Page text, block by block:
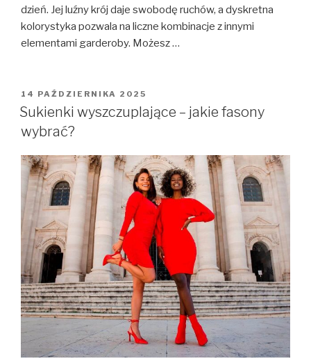
dzień. Jej luźny krój daje swobodę ruchów, a dyskretna
kolorystyka pozwala na liczne kombinacje z innymi
elementami garderoby. Możesz …
OPUBLIKOWANE
W
14 PAŹDZIERNIKA 2025
Sukienki wyszczuplające – jakie fasony
wybrać?